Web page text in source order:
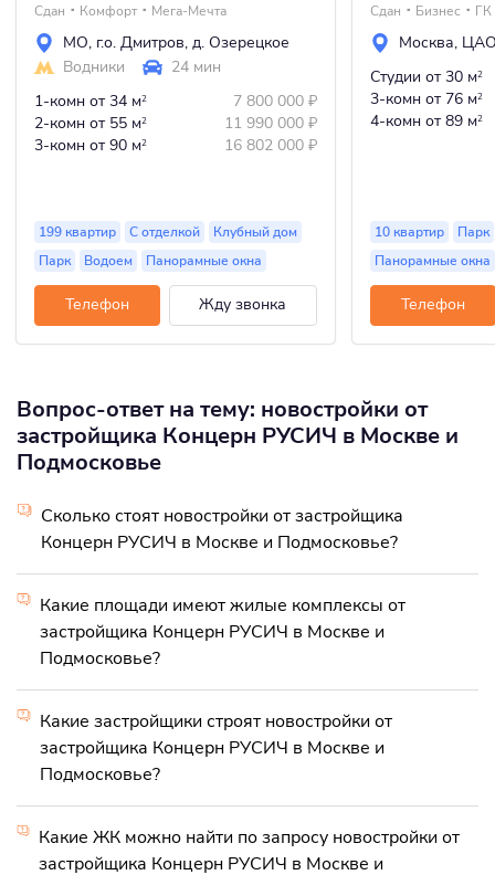
Сдан Комфорт Мега-Мечта
МО, г.о. Дмитров, д. Озерецкое
Водники
24 мин
1-комн от 34 м2 7 800 000 ₽
2-комн от 55 м2 11 990 000 ₽
3-комн от 90 м2 16 802 000 ₽
199 квартир С отделкой
Клубный дом
Парк
Водоем Панорамные окна
Телефон Жду звонка
Сдан Бизнес
Москва,
Студии от 30 м2
3-комн от 76 м2
4-комн от 89 м2
10 квартир
Парк
Панорамные окна
Телефон
Вопрос-ответ на тему: новостройки от
застройщика Концерн РУСИЧ в Москве и
Подмосковье
Сколько стоят новостройки от застройщика
Концерн РУСИЧ в Москве и Подмосковье?
Какие площади имеют жилые комплексы от
застройщика Концерн РУСИЧ в Москве и
Подмосковье?
Какие застройщики строят новостройки от
застройщика Концерн РУСИЧ в Москве и
Подмосковье?
Какие ЖК можно найти по запросу новостройки от
застройщика Концерн РУСИЧ в Москве и